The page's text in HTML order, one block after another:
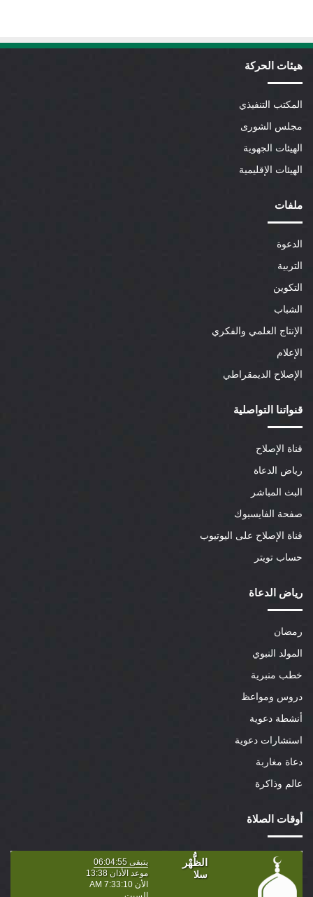
هيئات الحركة
المكتب التنفيذي
مجلس الشورى
الهيئات الجهوية
الهيئات الإقليمية
ملفات
الدعوة
التربية
التكوين
الشباب
الإنتاج العلمي والفكري
الإعلام
الإصلاح الديمقراطي
قنواتنا التواصلية
قناة الإصلاح
رياض الدعاة
البث المباشر
صفحة الفايسبوك
قناة الإصلاح على اليوتيوب
حساب تويتر
رياض الدعاة
رمضان
المولد النبوي
خطب منبرية
دروس ومواعظ
أنشطة دعوية
استشارات دعوية
دعاة مغاربة
عالم وذاكرة
أوقات الصلاة